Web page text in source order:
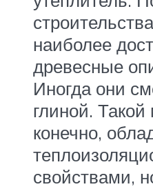
наиболее
древесные
Иногда они
глиной.
конечно,
свойствами,